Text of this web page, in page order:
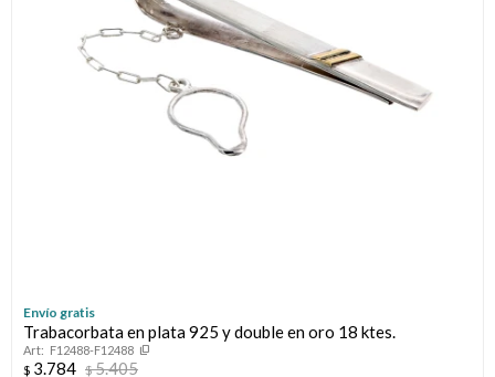
Envío gratis
Trabacorbata en plata 925 y double en oro 18 ktes.
F12488-F12488
$ 3.784 $5.405
Día del Abuelo
Día del Amigo
Nacimiento
San Valentín